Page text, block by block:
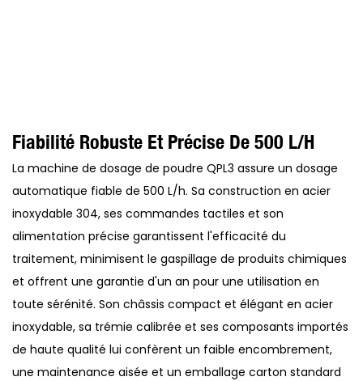
Fiabilité Robuste Et Précise De 500 L/h
La machine de dosage de poudre QPL3 assure un dosage
automatique fiable de 500 L/h. Sa construction en acier
inoxydable 304, ses commandes tactiles et son
alimentation précise garantissent l'efficacité du
traitement, minimisent le gaspillage de produits chimiques
et offrent une garantie d'un an pour une utilisation en
toute sérénité. Son châssis compact et élégant en acier
inoxydable, sa trémie calibrée et ses composants importés
de haute qualité lui confèrent un faible encombrement,
une maintenance aisée et un emballage carton standard